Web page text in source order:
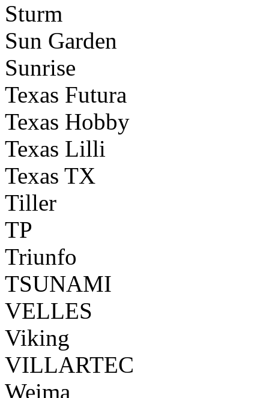
Sturm
Sun Garden
Sunrise
Texas Futura
Texas Hobby
Texas Lilli
Texas TX
Tiller
TP
Triunfo
TSUNAMI
VELLES
Viking
VILLARTEC
Weima